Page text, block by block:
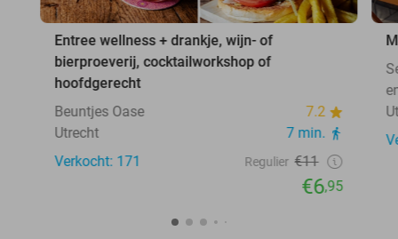
Entree wellness + drankje, wijn- of
bierproeverij, cocktailworkshop of
hoofdgerecht
Beuntjes Oase
7.2
Utrecht
7 min.
Verkocht: 171
Regulier €11
€6,95